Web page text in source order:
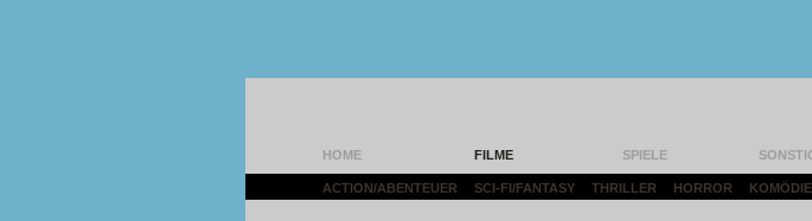
HOME FILME SPIELE
ACTION/ABENTEUER SCI-FI/FANTASY THRILLER HORROR KOMÖDIE